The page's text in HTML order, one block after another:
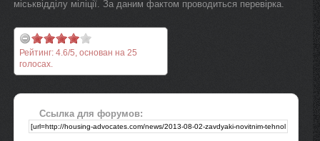
міськвідділу міліції. За даним фактом проводиться перевірка.
Рейтинг: 4.6/5, основан на 25
голосах.
Ссылка для форумов: